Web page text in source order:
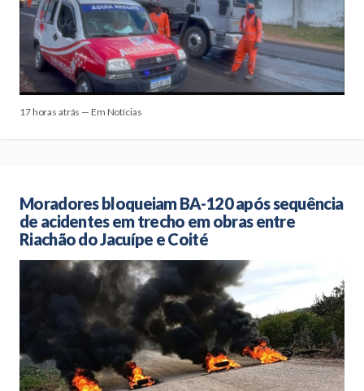
17 horas atrás — Em Notícias
Moradores bloqueiam BA-120 após sequência
de acidentes em trecho em obras entre
Riachão do Jacuípe e Coité